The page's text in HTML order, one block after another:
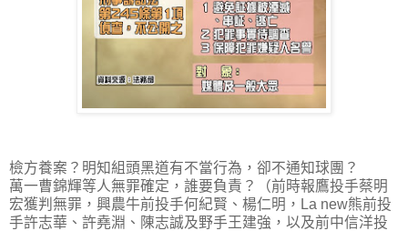
檢方養案？明知組頭黑道有不當行為，卻不通知球團？
萬一曹錦輝等人無罪確定，誰要負責？（前時報鷹投手蔡明
宏獲判無罪，興農牛前投手何紀賢、楊仁明，La new熊前投
手許志華、許堯淵、陳志誠及野手王建強，以及前中信洋投